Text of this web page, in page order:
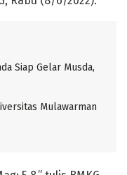
Siap Gelar Musda,
Mulawarman